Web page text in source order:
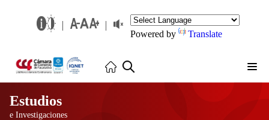
Powered by Translate
Estudios
e Investigaciones